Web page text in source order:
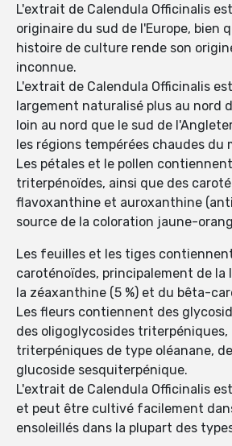
L'extrait de Calendula Officinalis
originaire du sud de l'Europe, bien
histoire de culture rende son
inconnue.
L'extrait de Calendula Officinalis
largement naturalisé plus au nord
loin au nord que le sud de
les régions tempérées chaudes du
Les pétales et le pollen
triterpénoïdes, ainsi que des
flavoxanthine et auroxanthine
source de la coloration jaune-
Les feuilles et les tiges
caroténoïdes, principalement de la
la zéaxanthine (5 %) et du bêta-
Les fleurs contiennent des
des oligoglycosides triterpéniques,
triterpéniques de type oléanane,
glucoside sesquiterpénique.
L'extrait de Calendula Officinalis
et peut être cultivé facilement
ensoleillés dans la plupart des